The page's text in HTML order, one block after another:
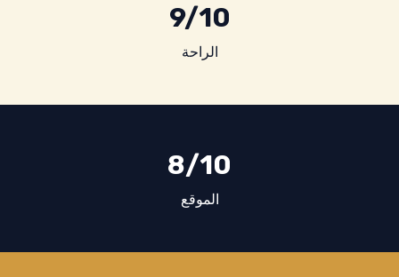
9 /10
الراحة
8 /10
الموقع